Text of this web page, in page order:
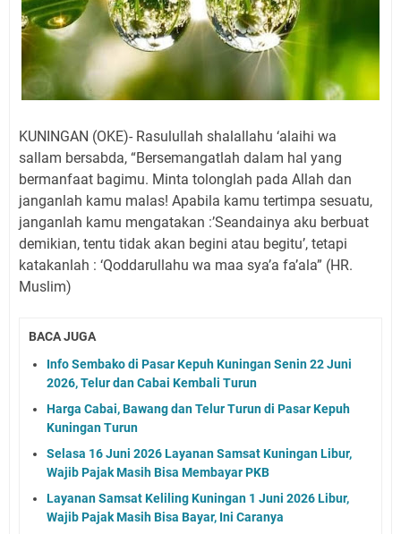
Dokumen SPMI
Sudahkah Kita Merdeka Dari Hawa Nafsu?
Info Sembako di Pasar Kepuh Kuningan Kamis 6
Agustus 2026, Daging Naik, Telur Turun
Ini Empat Lokasi Samsat Keliling Kuningan Jumat 7
Agustus 2026
KUNINGAN (OKE)- Rasulullah shalallahu ‘alaihi wa
sallam bersabda, “Bersemangatlah dalam hal yang
bermanfaat bagimu. Minta tolonglah pada Allah dan
janganlah kamu malas! Apabila kamu tertimpa sesuatu,
janganlah kamu mengatakan :’Seandainya aku berbuat
demikian, tentu tidak akan begini atau begitu’, tetapi
katakanlah : ‘Qoddarullahu wa maa sya’a fa’ala” (HR.
Muslim)
BACA JUGA
Info Sembako di Pasar Kepuh Kuningan Senin 22 Juni
2026, Telur dan Cabai Kembali Turun
Harga Cabai, Bawang dan Telur Turun di Pasar Kepuh
Kuningan Turun
Selasa 16 Juni 2026 Layanan Samsat Kuningan Libur,
Wajib Pajak Masih Bisa Membayar PKB
Layanan Samsat Keliling Kuningan 1 Juni 2026 Libur,
Wajib Pajak Masih Bisa Bayar, Ini Caranya